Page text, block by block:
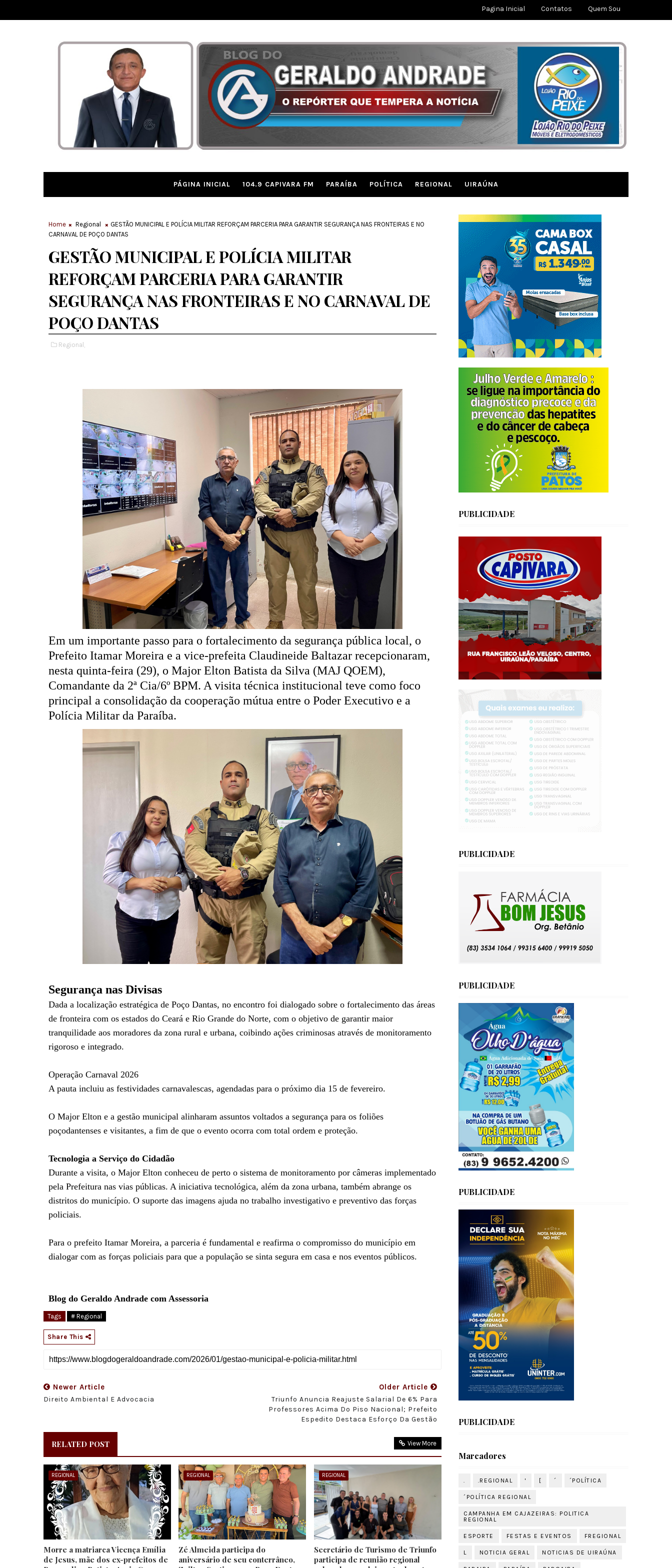
Pagina Inicial Contatos Quem Sou
PÁGINA INICIAL 104.9 CAPIVARA FM PARAÍBA POLÍTICA REGIONAL UIRAÚNA
Home Regional
GESTÃO MUNICIPAL E POLÍCIA MILITAR REFORÇAM PARCERIA PARA GARANTIR SEGURANÇA NAS FRONTEIRAS E NO
CARNAVAL DE POÇO DANTAS
GESTÃO MUNICIPAL E POLÍCIA MILITAR
REFORÇAM PARCERIA PARA GARANTIR
SEGURANÇA NAS FRONTEIRAS E NO CARNAVAL DE
POÇO DANTAS
Regional,
Em um importante passo para o fortalecimento da segurança pública local, o
Prefeito Itamar Moreira e a vice-prefeita Claudineide Baltazar recepcionaram,
nesta quinta-feira (29), o Major Elton Batista da Silva (MAJ QOEM),
Comandante da 2ª Cia/6º BPM. A visita técnica institucional teve como foco
principal a consolidação da cooperação mútua entre o Poder Executivo e a
Polícia Militar da Paraíba.
Segurança nas Divisas
Dada a localização estratégica de Poço Dantas, no encontro foi dialogado sobre o fortalecimento das áreas
de fronteira com os estados do Ceará e Rio Grande do Norte, com o objetivo de garantir maior
tranquilidade aos moradores da zona rural e urbana, coibindo ações criminosas através de monitoramento
rigoroso e integrado.
Operação Carnaval 2026
A pauta incluiu as festividades carnavalescas, agendadas para o próximo dia 15 de fevereiro.
O Major Elton e a gestão municipal alinharam assuntos voltados a segurança para os foliões
poçodantenses e visitantes, a fim de que o evento ocorra com total ordem e proteção.
Tecnologia a Serviço do Cidadão
Durante a visita, o Major Elton conheceu de perto o sistema de monitoramento por câmeras implementado
pela Prefeitura nas vias públicas. A iniciativa tecnológica, além da zona urbana, também abrange os
distritos do município. O suporte das imagens ajuda no trabalho investigativo e preventivo das forças
policiais.
Para o prefeito Itamar Moreira, a parceria é fundamental e reafirma o compromisso do município em
dialogar com as forças policiais para que a população se sinta segura em casa e nos eventos públicos.
Blog do Geraldo Andrade com Assessoria
Tags # Regional
Share This
Newer Article
Direito Ambiental E Advocacia
Older Article
Triunfo Anuncia Reajuste Salarial De 6% Para
Professores Acima Do Piso Nacional; Prefeito
Espedito Destaca Esforço Da Gestão
RELATED POST View More
REGIONAL
Morre a matriarca Vicença Emília
de Jesus, mãe dos ex-prefeitos de
REGIONAL
Zé Almeida participa do
aniversário de seu conterrâneo,
REGIONAL
Secretário de Turismo de Triunfo
participa de reunião regional
PUBLICIDADE
PUBLICIDADE
PUBLICIDADE
PUBLICIDADE
PUBLICIDADE
Marcadores
. .REGIONAL ' [ ´ ´POLÍTICA
´POLÍTICA REGIONAL
CAMPANHA EM CAJAZEIRAS: POLITICA
REGIONAL
ESPORTE FESTAS E EVENTOS FREGIONAL
L NOTICIA GERAL NOTICIAS DE UIRAÚNA